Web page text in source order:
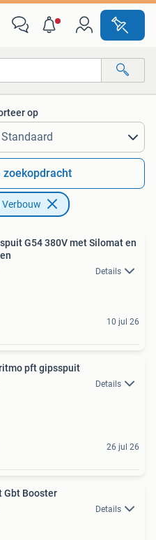
op
zoekopdracht
Verbouw
G54 380V met Silomat en
Details
10 jul 26
pft gipsspuit
Details
26 jul 26
Gbt Booster
Details